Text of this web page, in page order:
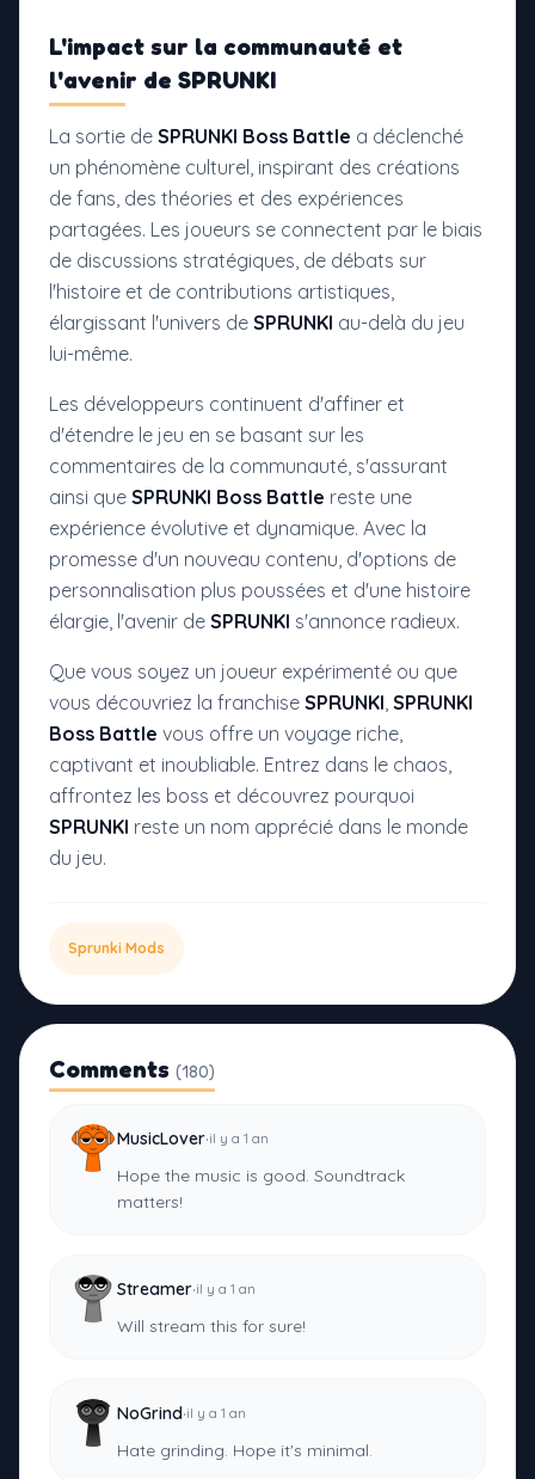
L'impact sur la communauté et
l'avenir de SPRUNKI
La sortie de SPRUNKI Boss Battle a déclenché
un phénomène culturel, inspirant des créations
de fans, des théories et des expériences
partagées. Les joueurs se connectent par le biais
de discussions stratégiques, de débats sur
l'histoire et de contributions artistiques,
élargissant l'univers de SPRUNKI au-delà du jeu
lui-même.
Les développeurs continuent d'affiner et
d'étendre le jeu en se basant sur les
commentaires de la communauté, s'assurant
ainsi que SPRUNKI Boss Battle reste une
expérience évolutive et dynamique. Avec la
promesse d'un nouveau contenu, d'options de
personnalisation plus poussées et d'une histoire
élargie, l'avenir de SPRUNKI s'annonce radieux.
Que vous soyez un joueur expérimenté ou que
vous découvriez la franchise SPRUNKI, SPRUNKI
Boss Battle vous offre un voyage riche,
captivant et inoubliable. Entrez dans le chaos,
affrontez les boss et découvrez pourquoi
SPRUNKI reste un nom apprécié dans le monde
du jeu.
Sprunki Mods
Comments (180)
MusicLover·il y a 1 an
Hope the music is good. Soundtrack
matters!
Streamer·il y a 1 an
Will stream this for sure!
NoGrind·il y a 1 an
Hate grinding. Hope it's minimal.